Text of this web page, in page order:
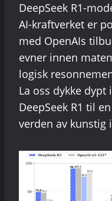
DeepSeek R1-
AI-kraftverket er
med OpenAIs
evner innen
logisk
La oss dykke
DeepSeek R1 til
verden av kunstig